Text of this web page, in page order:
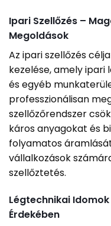
Ipari Szellőzés –
Megoldások
Az ipari szellőzés
kezelése, amely
és egyéb
professzionálisan
szellőzőrendszer
káros anyagokat és
folyamatos
vállalkozások
szellőztetés.
Légtechnikai
Érdekében